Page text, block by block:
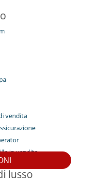
vendita
in vendita
lusso